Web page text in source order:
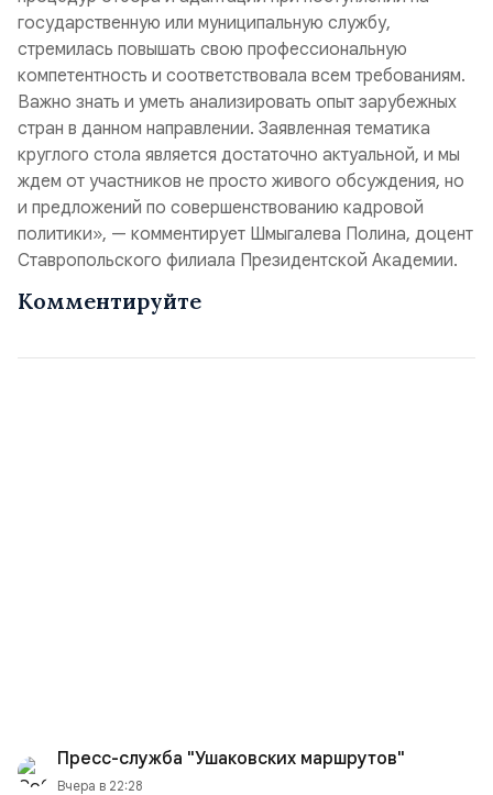
государственную или муниципальную службу,
стремилась повышать свою профессиональную
компетентность и соответствовала всем требованиям.
Важно знать и уметь анализировать опыт зарубежных
стран в данном направлении. Заявленная тематика
круглого стола является достаточно актуальной, и мы
ждем от участников не просто живого обсуждения, но
и предложений по совершенствованию кадровой
политики», — комментирует Шмыгалева Полина, доцент
Ставропольского филиала Президентской Академии.
Комментируйте
Пресс-служба "Ушаковских маршрутов"
Вчера в 22:28